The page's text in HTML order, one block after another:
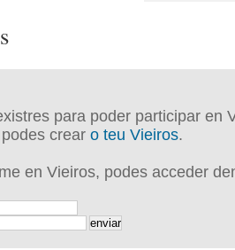
para poder participar en
crear o teu Vieiros.
en Vieiros, podes acceder